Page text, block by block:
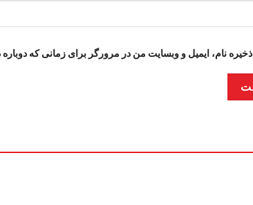
ذخیره نام، ایمیل و وبسایت من در مرورگر برای زمانی که